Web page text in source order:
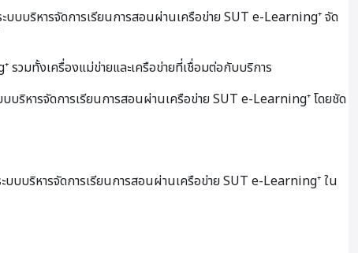
บบบริหารจัดการเรียนการสอนผ่านเครือข่าย SUT e-Learning⁺ จัด
วมทั้งเครื่องแม่ข่ายและเครือข่ายที่เชื่อมต่อกับบริการ
บริหารจัดการเรียนการสอนผ่านเครือข่าย SUT e-Learning⁺ โดยชัด
บบริหารจัดการเรียนการสอนผ่านเครือข่าย SUT e-Learning⁺ ใน